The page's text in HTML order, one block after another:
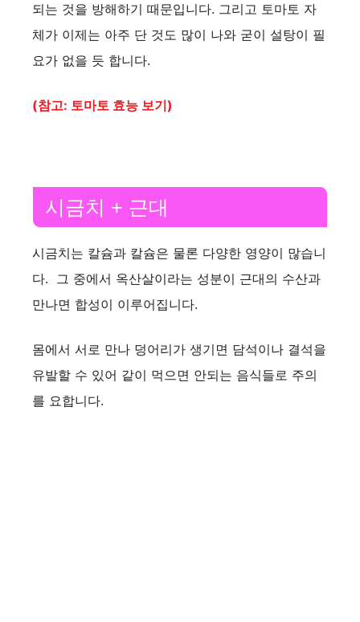
되는 것을 방해하기 때문입니다. 그리고 토마토 자
체가 이제는 아주 단 것도 많이 나와 굳이 설탕이 필
요가 없을 듯 합니다.
(참고: 토마토 효능 보기)
시금치 + 근대
시금치는 칼슘과 칼슘은 물론 다양한 영양이 많습니
다. 그 중에서 옥산살이라는 성분이 근대의 수산과
만나면 합성이 이루어집니다.
몸에서 서로 만나 덩어리가 생기면 담석이나 결석을
유발할 수 있어 같이 먹으면 안되는 음식들로 주의
를 요합니다.